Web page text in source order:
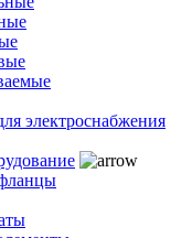
электроснабжения